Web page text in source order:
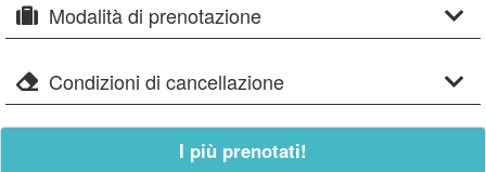
Modalità di prenotazione
Condizioni di cancellazione
I più prenotati!